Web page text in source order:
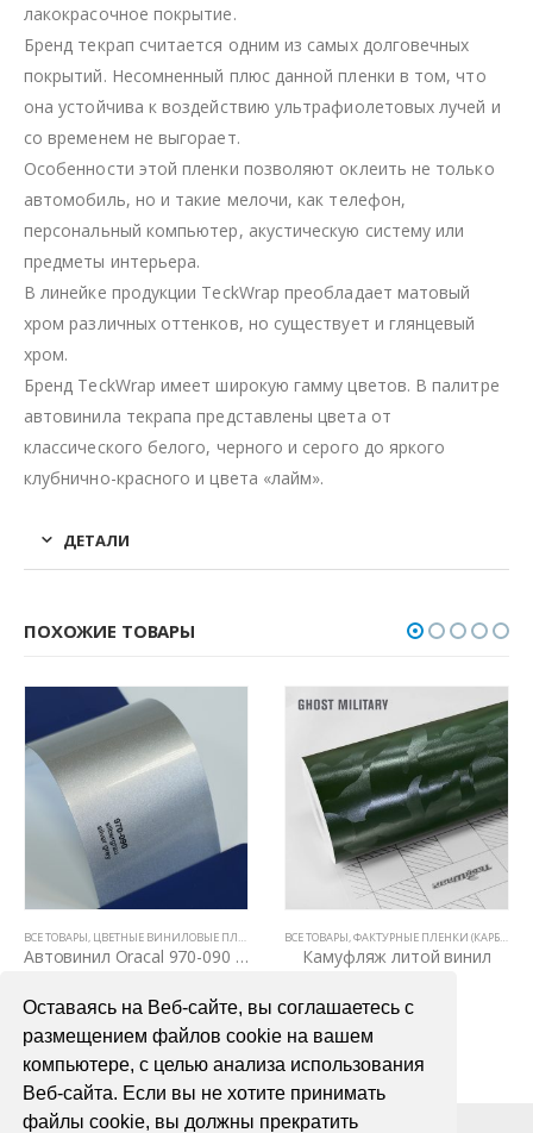
Оставаясь на Веб-сайте, вы соглашаетесь с
размещением файлов cookie на вашем
компьютере, с целью анализа использования
Веб-сайта. Если вы не хотите принимать
файлы cookie, вы должны прекратить
лакокрасочное покрытие.
Бренд текрап считается одним из самых долговечных
покрытий. Несомненный плюс данной пленки в том, что
она устойчива к воздействию ультрафиолетовых лучей и
со временем не выгорает.
Особенности этой пленки позволяют оклеить не только
автомобиль, но и такие мелочи, как телефон,
персональный компьютер, акустическую систему или
предметы интерьера.
В линейке продукции TeckWrap преобладает матовый
хром различных оттенков, но существует и глянцевый
хром.
Бренд TeckWrap имеет широкую гамму цветов. В палитре
автовинила текрапа представлены цвета от
классического белого, черного и серого до яркого
клубнично-красного и цвета «лайм».
ДЕТАЛИ
ПОХОЖИЕ ТОВАРЫ
ЦВЕТНЫЕ ВИНИЛОВЫЕ ПЛЕНКИ
ТОВАРЫ,ЦВЕТНЫЕ ВИНИЛОВЫЕ ПЛЕНКИ
ВСЕ ТОВАРЫ ЦВЕТНЫЕ ВИНИЛОВЫЕ ПЛЕНКИ АВТОВИНИЛ ORACAL (ГЕРМАНИЯ),GLOSS,MATTE
Автовинил Oracal 970-090 silbergray silver gray – серый
В КОРЗИНУ
ВСЕ ТОВАРЫ ФАКТУРНЫЕ ПЛЕНКИ (КАРБОН, КАМУФЛЯЖ, ЦАРАПАННЫЙ МЕТАЛЛ)
Камуфляж литой винил
В КОРЗИНУ